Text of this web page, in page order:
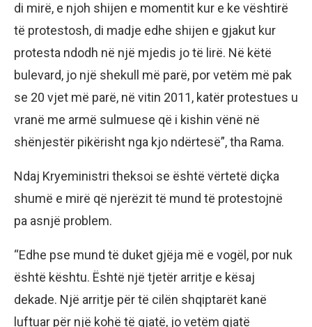
di mirë, e njoh shijen e momentit kur e ke vështirë
të protestosh, di madje edhe shijen e gjakut kur
protesta ndodh në një mjedis jo të lirë. Në këtë
bulevard, jo një shekull më parë, por vetëm më pak
se 20 vjet më parë, në vitin 2011, katër protestues u
vranë me armë sulmuese që i kishin vënë në
shënjestër pikërisht nga kjo ndërtesë”, tha Rama.
Ndaj Kryeministri theksoi se është vërtetë diçka
shumë e mirë që njerëzit të mund të protestojnë
pa asnjë problem.
“Edhe pse mund të duket gjëja më e vogël, por nuk
është kështu. Është një tjetër arritje e kësaj
dekade. Një arritje për të cilën shqiptarët kanë
luftuar për një kohë të gjatë, jo vetëm gjatë